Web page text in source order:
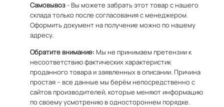
Самовывоз- Вы можете забрать этот товар с нашего
склада только после согласования с менеджером.
Оформить документ на получение можно по нашему
адресу.
Обратите внимание: Мы не принимаем претензии к
несоответствию фактических характеристик
проданного товара и заявленных в описании. Причина
простая – все данные мы берём непосредственно с
сайтов производителей, которые меняют информацию
по своему усмотрению в одностороннем порядке.